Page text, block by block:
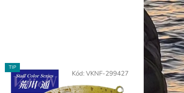
TIP
Kód: VKNF-299427